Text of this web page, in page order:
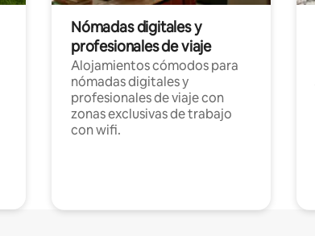
Nómadas digitales y
profesionales de viaje
Alojamientos cómodos para
nómadas digitales y
profesionales de viaje con
zonas exclusivas de trabajo
con wifi.